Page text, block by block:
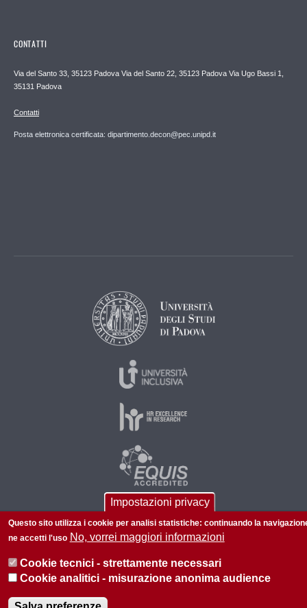
CONTATTI
Via del Santo 33, 35123 Padova Via del Santo 22, 35123 Padova Via Ugo Bassi 1,
35131 Padova
Contatti
Posta elettronica certificata: dipartimento.decon@pec.unipd.it
© 2026 Università di Padova - Tutti i diritti riservati
Impostazioni privacy
Questo sito utilizza i cookie per analisi statistiche: continuando la
ne accetti l'uso No, vorrei maggiori informazioni
Cookie tecnici - strettamente necessari
Cookie analitici - misurazione anonima audience